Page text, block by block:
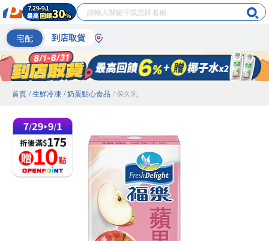
宅配 到店取貨
首頁 / 生鮮冷凍 / 奶蛋點心食品 / 保久乳